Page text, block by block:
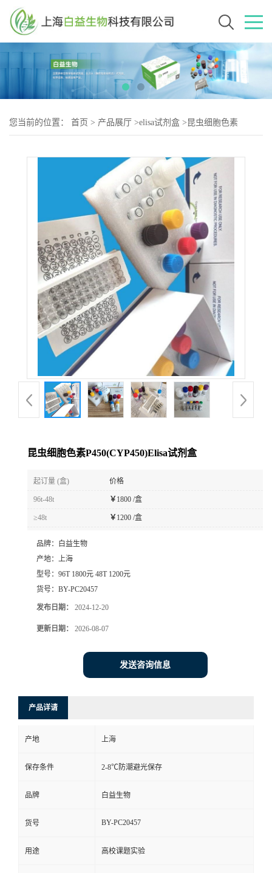
您当前的位置： 首页 > 产品展厅 >elisa试剂盒 > 昆虫细胞色素
昆虫细胞色素P450(CYP450)Elisa试剂盒
起订量 (盒) 价格
96t-48t ￥ 1800 /盒
≥48t ￥ 1200 /盒
品牌：
白益生物
产地： 上海
型号： 96T 1800元 48T 1200元
货号： BY-PC20457
发布日期： 2024-12-20
更新日期： 2026-08-07
发送咨询信息
产品详请
产地 上海
保存条件 2-8℃防潮避光保存
品牌 白益生物
货号 BY-PC20457
用途 高校课题实验